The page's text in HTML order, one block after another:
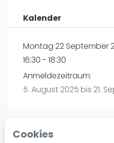
Cookies
International
Ranking
Männer
Frauen
Blog
Kalender
Montag 22 September
16:30 - 18:30
Anmeldezeitraum:
5. August 2025 bis 21.
Playtomic